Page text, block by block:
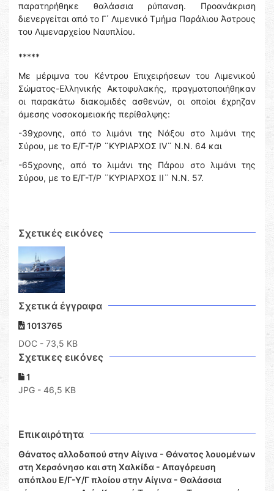
παρατηρήθηκε θαλάσσια ρύπανση. Προανάκριση
διενεργείται από το Γ΄ Λιμενικό Τμήμα Παράλιου Άστρους
του Λιμεναρχείου Ναυπλίου.
*****
Με μέριμνα του Κέντρου Επιχειρήσεων του Λιμενικού
Σώματος-Ελληνικής Ακτοφυλακής, πραγματοποιήθηκαν
οι παρακάτω διακομιδές ασθενών, οι οποίοι έχρηζαν
άμεσης νοσοκομειακής περίθαλψης:
-39χρονης, από το λιμάνι της Νάξου στο λιμάνι της
Σύρου, με το Ε/Γ-Τ/Ρ ¨ΚΥΡΙΑΡΧΟΣ IV¨ Ν.Ν. 64 και
-65χρονης, από το λιμάνι της Πάρου στο λιμάνι της
Σύρου, με το Ε/Γ-Τ/Ρ ¨ΚΥΡΙΑΡΧΟΣ ΙΙ¨ Ν.Ν. 57.
Σχετικές εικόνες
Σχετικά έγγραφα
1013765
DOC - 73,5 KB
Σχετικες εικόνες
1
JPG - 46,5 KB
Επικαιρότητα
Θάνατος αλλοδαπού στην Αίγινα - Θάνατος λουομένων
στη Χερσόνησο και στη Χαλκίδα - Απαγόρευση
απόπλου Ε/Γ-Υ/Γ πλοίου στην Αίγινα - Θαλάσσια